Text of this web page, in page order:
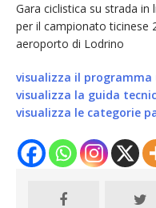
Gara ciclistica su strada in
per il campionato ticinese
aeroporto di Lodrino
visualizza il programma
visualizza la guida
visualizza le categorie